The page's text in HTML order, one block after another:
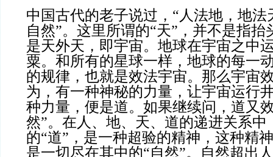
中国古代的老子说过，“人法地，地
自然”。这里所谓的“天”，并不是指
是天外天，即宇宙。地球在宇宙之中
粟。和所有的星球一样，地球的每一
的规律，也就是效法宇宙。那么宇宙
为，有一种神秘的力量，让宇宙运行
种力量，便是道。如果继续问，道又
然”。在人、地、天、道的递进关系中
的“道”，是一种超验的精神，这种精
是一切尽在其中的“自然”。自然超出